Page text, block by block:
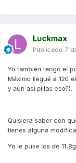
Luckmax
Publicado 7
Yo también tengo el
Máximo llegué a 120
y aún así pillas eso?).
Quisiera saber con
tienes alguna
Yo le puse los de